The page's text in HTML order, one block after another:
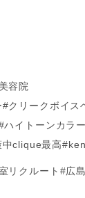
容院
クリークボイ
イトーンカラ
clique最高
リクルート#広